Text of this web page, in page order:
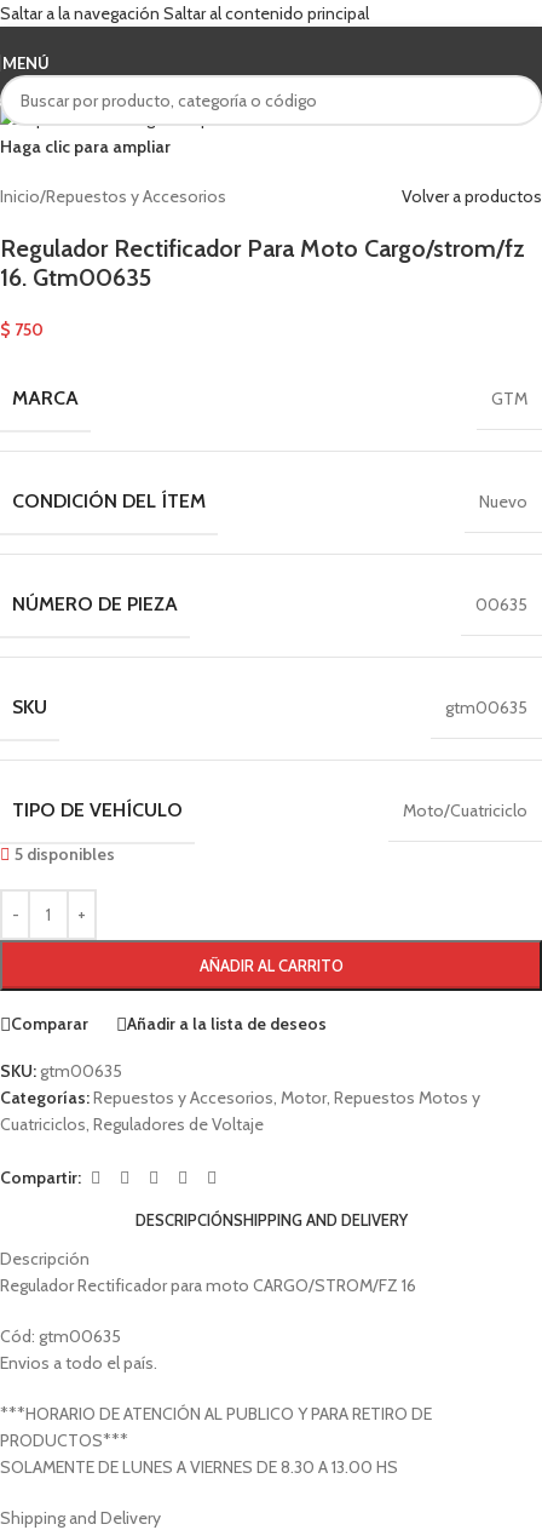
Saltar a la navegación Saltar al contenido principal
MENÚ
Haga clic para ampliar
Inicio/Repuestos y Accesorios Volver a productos
Regulador Rectificador Para Moto Cargo/strom/fz
16. Gtm00635
$ 750
MARCA GTM
CONDICIÓN DEL ÍTEM Nuevo
NÚMERO DE PIEZA 00635
SKU gtm00635
TIPO DE VEHÍCULO
Moto/Cuatriciclo
5 disponibles
AÑADIR AL CARRITO
Comparar Añadir a la lista de deseos
SKU:gtm00635
Categorías:Repuestos y Accesorios Motor, Repuestos Motos y
Cuatriciclos Reguladores de Voltaje
Compartir:
DESCRIPCIÓNSHIPPING AND DELIVERY
Descripción
Regulador Rectificador para moto CARGO/STROM/FZ 16
Cód: gtm00635
Envios a todo el país.
***HORARIO DE ATENCIÓN AL PUBLICO Y PARA RETIRO DE
PRODUCTOS***
SOLAMENTE DE LUNES A VIERNES DE 8.30 A 13.00 HS
Shipping and Delivery